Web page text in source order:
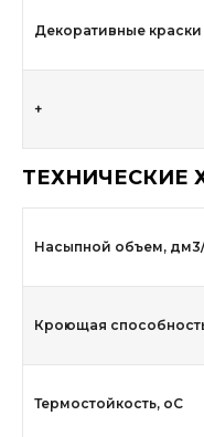
Декоративные краски
+
ТЕХНИЧЕСКИЕ
Насыпной объем, дм3/
Кроющая
Термостойкость, оС